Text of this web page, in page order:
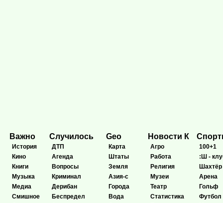
Важно
История
Кино
Книги
Музыка
Медиа
Смишное
Случилось
ДТП
Агенда
Вопросы
Криминал
Дерибан
Беспредел
Geo
Карта
Штаты
Земля
Азия-с
Города
Вода
Новости К
Агро
Работа
Религия
Музеи
Театр
Статистика
100+1
:Ш -
Шахтёр
Арена
Гольф
Футбол